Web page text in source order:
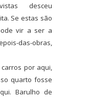
desceu
Se estas são
vir a ser a
das-obras,
por aqui,
quarto fosse
Barulho de